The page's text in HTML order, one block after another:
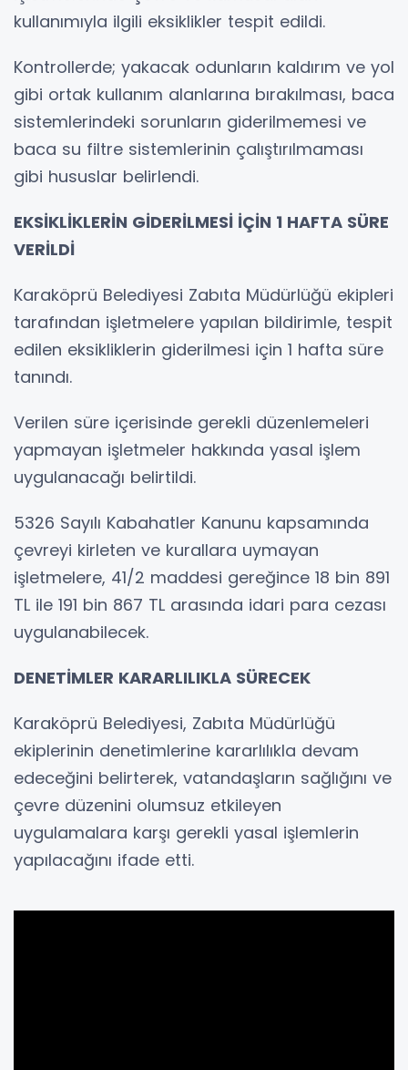
kullanımıyla ilgili eksiklikler tespit edildi.
Kontrollerde; yakacak odunların kaldırım ve yol
gibi ortak kullanım alanlarına bırakılması, baca
sistemlerindeki sorunların giderilmemesi ve
baca su filtre sistemlerinin çalıştırılmaması
gibi hususlar belirlendi.
EKSİKLİKLERİN GİDERİLMESİ İÇİN 1 HAFTA SÜRE
VERİLDİ
Karaköprü Belediyesi Zabıta Müdürlüğü ekipleri
tarafından işletmelere yapılan bildirimle, tespit
edilen eksikliklerin giderilmesi için 1 hafta süre
tanındı.
Verilen süre içerisinde gerekli düzenlemeleri
yapmayan işletmeler hakkında yasal işlem
uygulanacağı belirtildi.
5326 Sayılı Kabahatler Kanunu kapsamında
çevreyi kirleten ve kurallara uymayan
işletmelere, 41/2 maddesi gereğince 18 bin 891
TL ile 191 bin 867 TL arasında idari para cezası
uygulanabilecek.
DENETİMLER KARARLILIKLA SÜRECEK
Karaköprü Belediyesi, Zabıta Müdürlüğü
ekiplerinin denetimlerine kararlılıkla devam
edeceğini belirterek, vatandaşların sağlığını ve
çevre düzenini olumsuz etkileyen
uygulamalara karşı gerekli yasal işlemlerin
yapılacağını ifade etti.